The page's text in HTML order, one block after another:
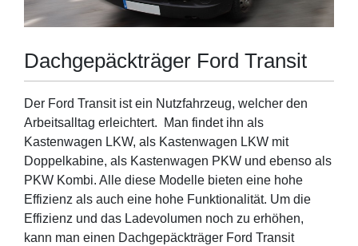
Dachgepäckträger Ford Transit
Der Ford Transit ist ein Nutzfahrzeug, welcher den
Arbeitsalltag erleichtert. Man findet ihn als
Kastenwagen LKW, als Kastenwagen LKW mit
Doppelkabine, als Kastenwagen PKW und ebenso als
PKW Kombi. Alle diese Modelle bieten eine hohe
Effizienz als auch eine hohe Funktionalität. Um die
Effizienz und das Ladevolumen noch zu erhöhen,
kann man einen Dachgepäckträger Ford Transit